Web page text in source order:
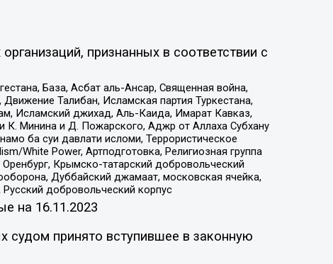
признанных в соответствии с
База, Асбат аль-Ансар, Священная война,
Талибан, Исламская партия Туркестана,
Исламский джихад, Аль-Каида, Имарат Кавказ,
Минина и Д. Пожарского, Аджр от Аллаха Субхану
ба суи давлати исломи, Террористическое
White Power, Артподготовка, Религиозная группа
Крымско-татарский добровольческий
Дуббайский джамаат, московская ячейка,
добровольческий корпус
на 16.11.2023
судом принято вступившее в законную